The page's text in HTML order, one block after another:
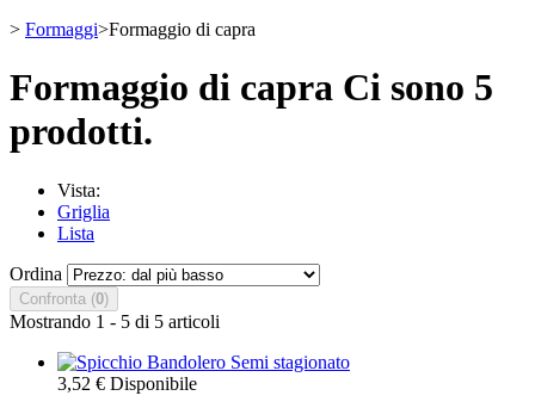
> Formaggi>Formaggio di capra
Formaggio di capra Ci sono 5
prodotti.
Vista:
Griglia
Lista
Ordina
Confronta (0)
Mostrando 1 - 5 di 5 articoli
3,52 € Disponibile